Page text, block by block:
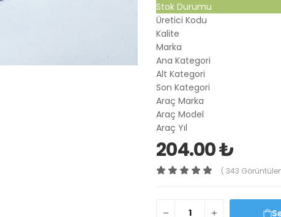
Stok Durumu
Üretici Kodu
Kalite
Marka
Ana Kategori
Alt Kategori
Son Kategori
Araç Marka
Araç Model
Araç Yıl
204.00 ₺
( 343